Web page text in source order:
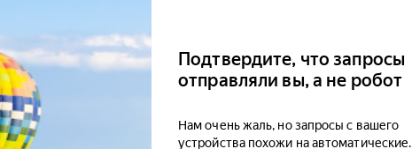
Подтвердите, что запросы
отправляли вы, а не робот
Нам очень жаль, но запросы с вашего
устройства похожи на автоматические.